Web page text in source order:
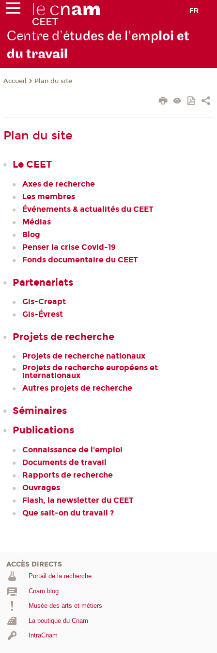
FR
Centre d’études de l’emploi et
du travail
Accueil Plan du site
Plan du site
Le CEET
Axes de recherche
Les membres
Événements & actualités du CEET
Médias
Blog
Penser la crise Covid-19
Fonds documentaire du CEET
Partenariats
Gis-Creapt
Gis-Évrest
Projets de recherche
Projets de recherche nationaux
Projets de recherche européens et
internationaux
Autres projets de recherche
Séminaires
Publications
Connaissance de l'emploi
Documents de travail
Rapports de recherche
Ouvrages
Flash, la newsletter du CEET
Que sait-on du travail ?
ACCÈS DIRECTS
Portail de la recherche
Cnam blog
Musée des arts et métiers
La boutique du Cnam
IntraCnam